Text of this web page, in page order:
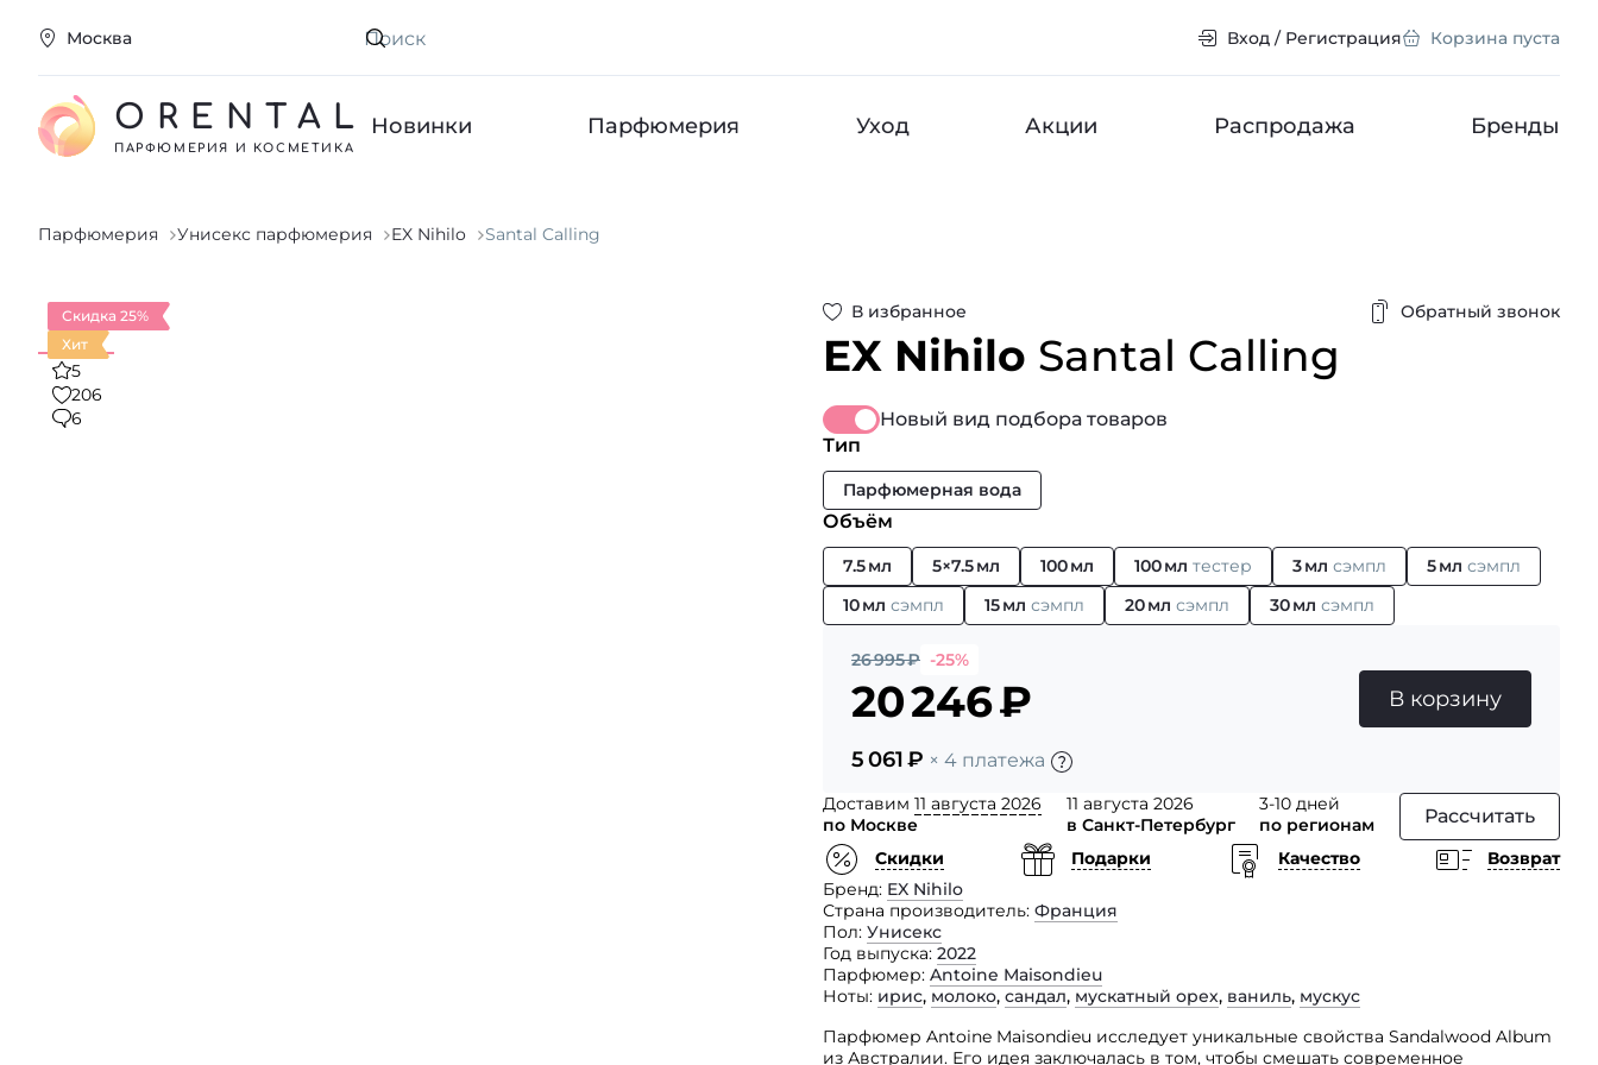
Москва Искать Вход / Регистрация Корзина пуста
ORENTAL
ПАРФЮМЕРИЯ И КОСМЕТИКА
Новинки Парфюмерия Уход Акции Распродажа Бренды
Парфюмерия Унисекс парфюмерия EX Nihilo Santal Calling
В избранное Обратный звонок
EX Nihilo Santal Calling
Скидка 25%
Хит
5
206
6
Новый вид подбора товаров
Тип
Парфюмерная вода
Объём
7.5 мл 5×7.5 мл 100 мл 100 мл тестер 3 мл сэмпл 5 мл сэмпл
10 мл сэмпл 15 мл сэмпл 20 мл сэмпл 30 мл сэмпл
26 995₽ -25%
20 246₽
5 061₽ × 4 платежа
В корзину
Доставим 11 августа 2026
по Москве
11 августа 2026
в Санкт-Петербург
3-10 дней
по регионам
Рассчитать
Скидки Подарки Качество
Возврат
Бренд EX Nihilo
Страна производитель Франция
Пол Унисекс
Год выпуска 2022
Парфюмер Antoine Maisondieu
Ноты ирис, молоко, сандал, мускатный орех, ваниль, мускус
Парфюмер Antoine Maisondieu исследует уникальные свойства Sandalwood Album
из Австралии. Его идея заключалась в том, чтобы смешать современное